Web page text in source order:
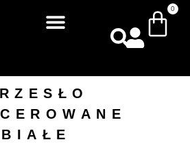
0
BIAŁE